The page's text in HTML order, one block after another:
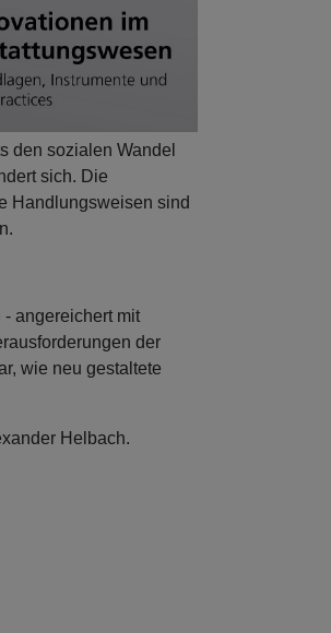
den sozialen Wandel
sich. Die
Handlungsweisen sind
angereichert mit
der
wie neu gestaltete
Helbach.